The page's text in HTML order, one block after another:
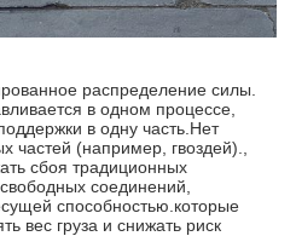
распределение силы.
в одном процессе,
в одну часть.Нет
частей (например, гвоздей).,
сбоя традиционных
соединений,
способностью.которые
вес груза и снижать риск